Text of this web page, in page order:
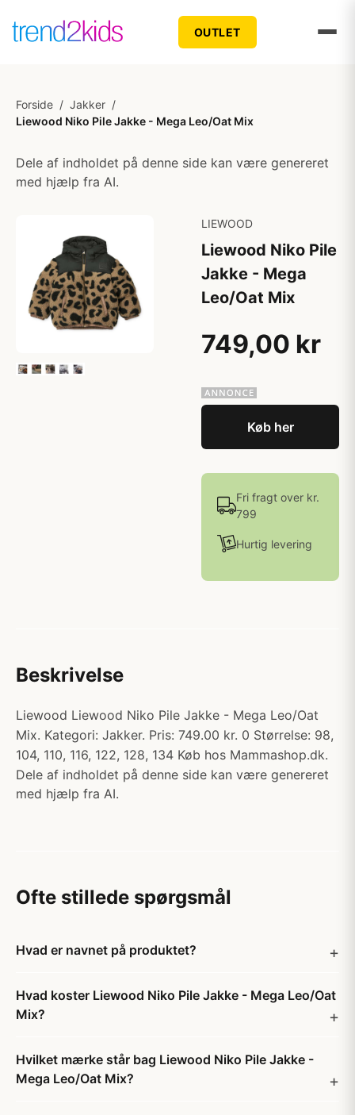
OUTLET
Forside / Jakker /
Liewood Niko Pile Jakke - Mega Leo/Oat Mix
Dele af indholdet på denne side kan være genereret
med hjælp fra AI.
LIEWOOD
Liewood Niko Pile
Jakke - Mega
Leo/Oat Mix
749,00 kr
Køb her
Fri fragt over kr.
799
Hurtig levering
Beskrivelse
Liewood Liewood Niko Pile Jakke - Mega Leo/Oat
Mix. Kategori: Jakker. Pris: 749.00 kr. 0 Størrelse: 98,
104, 110, 116, 122, 128, 134 Køb hos Mammashop.dk.
Dele af indholdet på denne side kan være genereret
med hjælp fra AI.
Ofte stillede spørgsmål
Hvad er navnet på produktet?
Hvad koster Liewood Niko Pile Jakke - Mega Leo/Oat
Mix?
Hvilket mærke står bag Liewood Niko Pile Jakke -
Mega Leo/Oat Mix?